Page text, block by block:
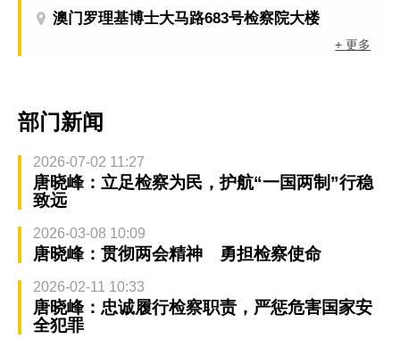
澳门罗理基博士大马路683号检察院大楼
+ 更多
部门新闻
2026-07-02 11:27
唐晓峰：立足检察为民，护航“一国两制”行稳
致远
2026-03-08 10:09
唐晓峰：贯彻两会精神 勇担检察使命
2026-02-11 10:33
唐晓峰：忠诚履行检察职责，严惩危害国家安
全犯罪